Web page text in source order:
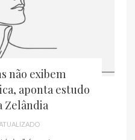
não exibem
aponta estudo
Zelândia